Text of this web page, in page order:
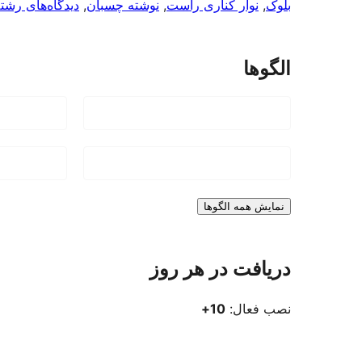
بلوک, نوار کناری راست, نوشته چسبان, دیدگاه‌های
الگوها
نمایش همه الگوها
دریافت در هر روز
نصب فعال: 10+